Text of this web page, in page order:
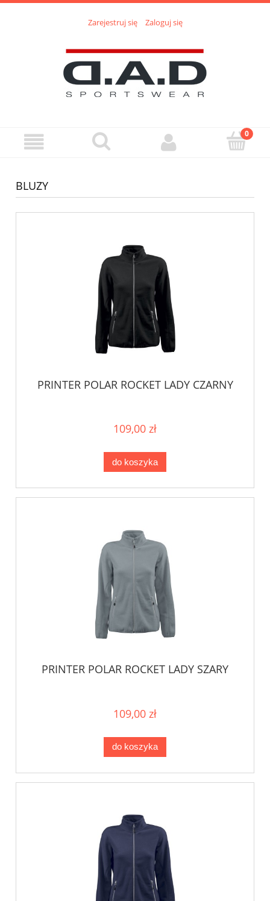
Zarejestruj się Zaloguj się
BLUZY
PRINTER POLAR ROCKET LADY CZARNY
109,00 zł
do koszyka
PRINTER POLAR ROCKET LADY SZARY
109,00 zł
do koszyka